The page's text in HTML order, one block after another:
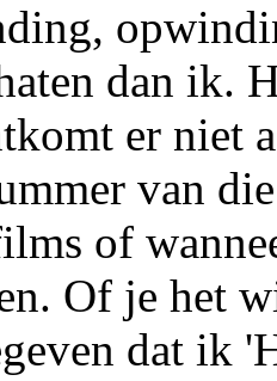
dan ik.
er niet
van
of
Of je het
dat ik